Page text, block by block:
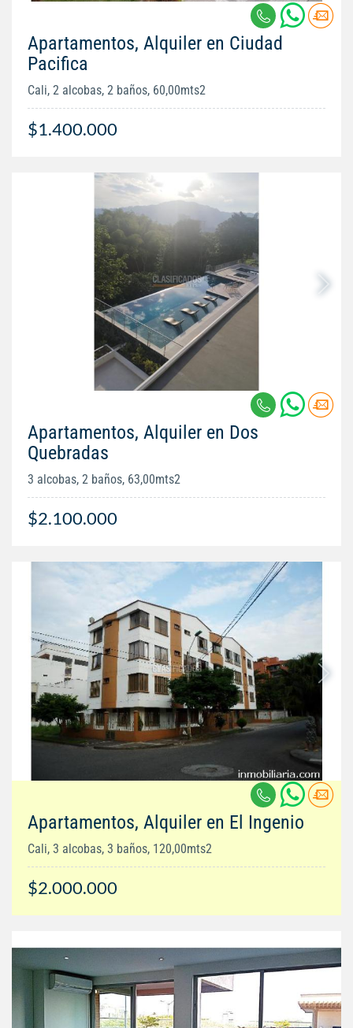
Apartamentos, Alquiler en Ciudad
Pacifica
Cali, 2 alcobas, 2 baños, 60,00mts2
$1.400.000
Apartamentos, Alquiler en Dos
Quebradas
3 alcobas, 2 baños, 63,00mts2
$2.100.000
Apartamentos, Alquiler en El Ingenio
Cali, 3 alcobas, 3 baños, 120,00mts2
$2.000.000